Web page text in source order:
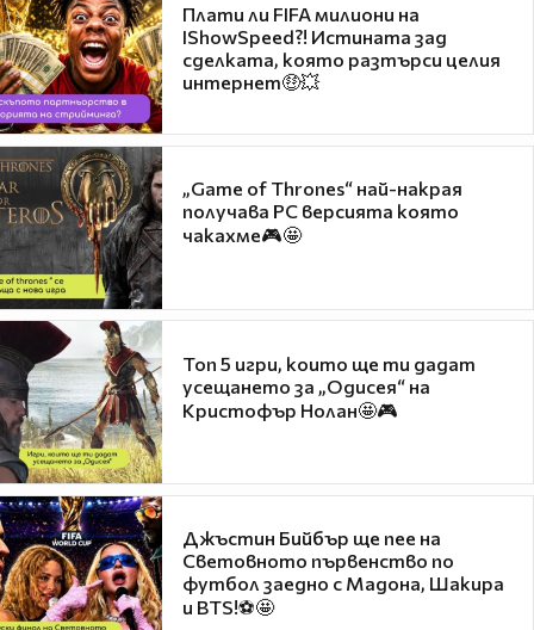
Плати ли FIFA милиони на
IShowSpeed?! Истината зад
сделката, която разтърси целия
интернет🤑💥
„Game of Thrones“ най-накрая
получава PC версията която
чакахме🎮🤩
Топ 5 игри, които ще ти дадат
усещането за „Одисея“ на
Кристофър Нолан🤩🎮
Джъстин Бийбър ще пее на
Световното първенство по
футбол заедно с Мадона, Шакира
и BTS!⚽🤩